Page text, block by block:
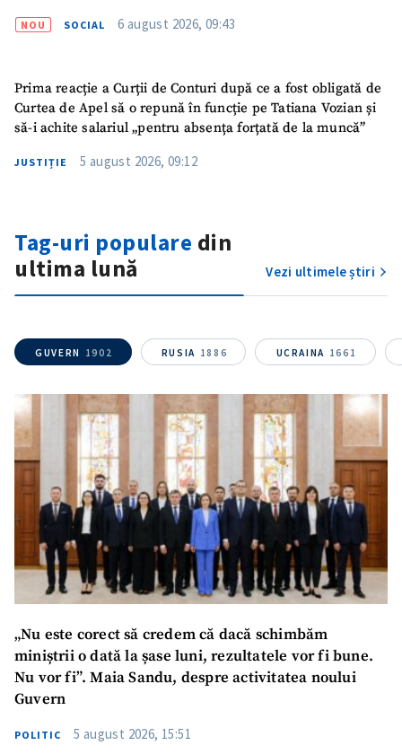
NOU SOCIAL 6 august 2026, 09:43
Prima reacție a Curții de Conturi după ce a fost obligată de
Curtea de Apel să o repună în funcție pe Tatiana Vozian și
să-i achite salariul „pentru absența forțată de la muncă”
JUSTIȚIE 5 august 2026, 09:12
Tag-uri populare din
ultima lună
Vezi ultimele știri
GUVERN 1902 RUSIA 1886 UCRAINA 1661
„Nu este corect să credem că dacă schimbăm
miniștrii o dată la șase luni, rezultatele vor fi bune.
Nu vor fi”. Maia Sandu, despre activitatea noului
Guvern
POLITIC 5 august 2026, 15:51
Link media+ Link media
Mesajul știrei
+ Mesajul știrei
Nume+ Numele meu
Telefon
+ Telefon personal
Am citit și sunt de
acord cu politica de
confidențialitate.
TRIMITE ȘTIREA